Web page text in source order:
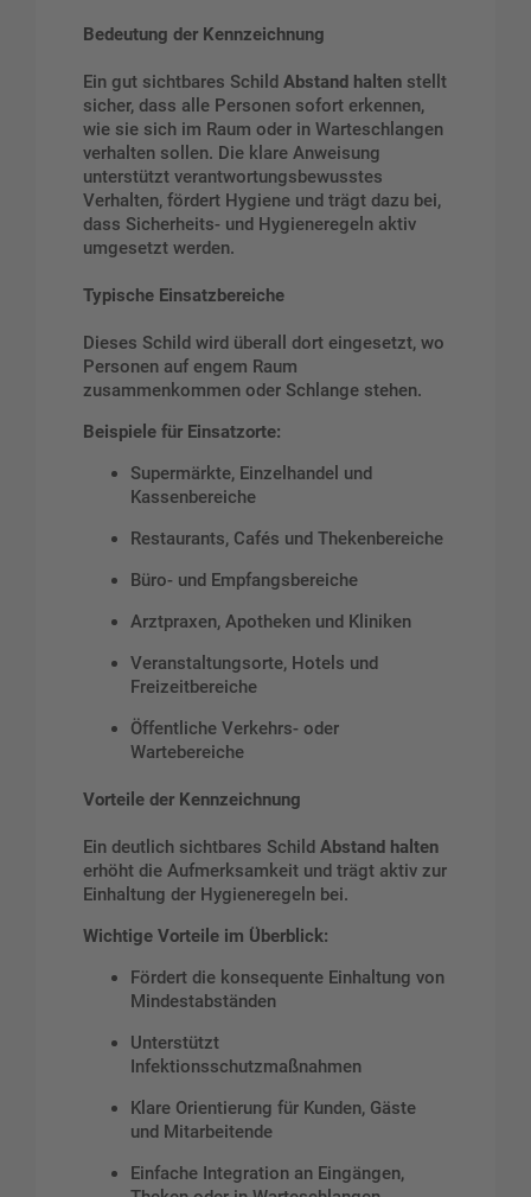
Bedeutung der Kennzeichnung
Ein gut sichtbares Schild Abstand halten stellt
sicher, dass alle Personen sofort erkennen,
wie sie sich im Raum oder in Warteschlangen
verhalten sollen. Die klare Anweisung
unterstützt verantwortungsbewusstes
Verhalten, fördert Hygiene und trägt dazu bei,
dass Sicherheits- und Hygieneregeln aktiv
umgesetzt werden.
Typische Einsatzbereiche
Dieses Schild wird überall dort eingesetzt, wo
Personen auf engem Raum
zusammenkommen oder Schlange stehen.
Beispiele für Einsatzorte:
Supermärkte, Einzelhandel und
Kassenbereiche
Restaurants, Cafés und Thekenbereiche
Büro- und Empfangsbereiche
Arztpraxen, Apotheken und Kliniken
Veranstaltungsorte, Hotels und
Freizeitbereiche
Öffentliche Verkehrs- oder
Wartebereiche
Vorteile der Kennzeichnung
Ein deutlich sichtbares Schild Abstand halten
erhöht die Aufmerksamkeit und trägt aktiv zur
Einhaltung der Hygieneregeln bei.
Wichtige Vorteile im Überblick:
Fördert die konsequente Einhaltung von
Mindestabständen
Unterstützt
Infektionsschutzmaßnahmen
Klare Orientierung für Kunden, Gäste
und Mitarbeitende
Einfache Integration an Eingängen,